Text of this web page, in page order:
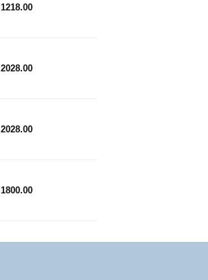
1218.00
2028.00
2028.00
1800.00